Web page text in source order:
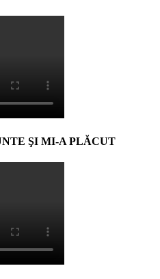
ŞI MI-A PLĂCUT